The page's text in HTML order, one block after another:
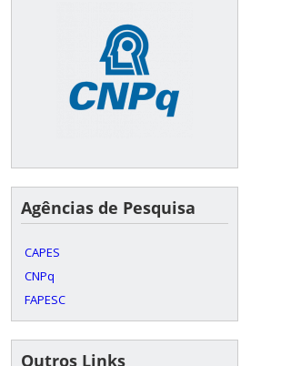
Agências de Pesquisa
CAPES
CNPq
FAPESC
Outros Links